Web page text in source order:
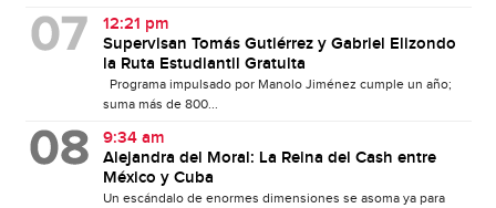
12:21 pm
Supervisan Tomás Gutiérrez y Gabriel Elizondo
la Ruta Estudiantil Gratuita
Programa impulsado por Manolo Jiménez cumple un año;
suma más de 800...
9:34 am
Alejandra del Moral: La Reina del Cash entre
México y Cuba
Un escándalo de enormes dimensiones se asoma ya para